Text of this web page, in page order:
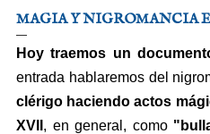
MAGIA Y NIGROMANCIA
Hoy traemos un
entrada hablaremos del
clérigo haciendo actos
XVII , en general, como